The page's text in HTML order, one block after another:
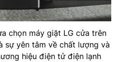
chọn máy giặt LG cửa trên
sự yên tâm về chất lượng và
hiệu điện tử điện lạnh